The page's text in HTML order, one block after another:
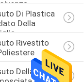
Di Plastica
Della
Rivestito
Della Pelle